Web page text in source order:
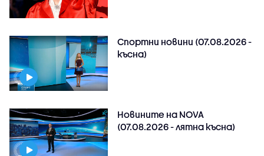
Спортни новини (07.08.2026 -
късна)
Новините на NOVA
(07.08.2026 - лятна късна)